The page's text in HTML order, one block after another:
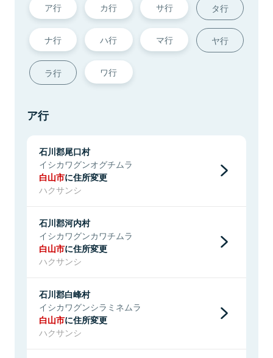
ア行 カ行 サ行 タ行
ナ行 ハ行 マ行 ヤ行
ラ行 ワ行
ア行
石川郡尾口村
イシカワグンオグチムラ
白山市に住所変更
ハクサンシ
石川郡河内村
イシカワグンカワチムラ
白山市に住所変更
ハクサンシ
石川郡白峰村
イシカワグンシラミネムラ
白山市に住所変更
ハクサンシ